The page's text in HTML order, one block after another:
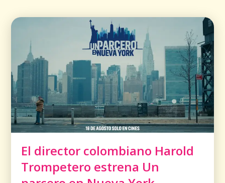
El director colombiano Harold
Trompetero estrena Un